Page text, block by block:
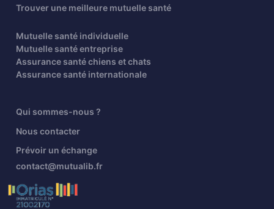
Trouver une meilleure mutuelle santé
Mutuelle santé individuelle
Mutuelle santé entreprise
Assurance santé chiens et chats
Assurance santé internationale
Qui sommes-nous ?
Nous contacter
Prévoir un échange
contact@mutualib.fr